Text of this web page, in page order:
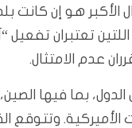
الأكبر هو إن كانت
تعتبران تفعيل
عدم الامتثال.
بما فيها الصين،
الأميركية. وتتوقع